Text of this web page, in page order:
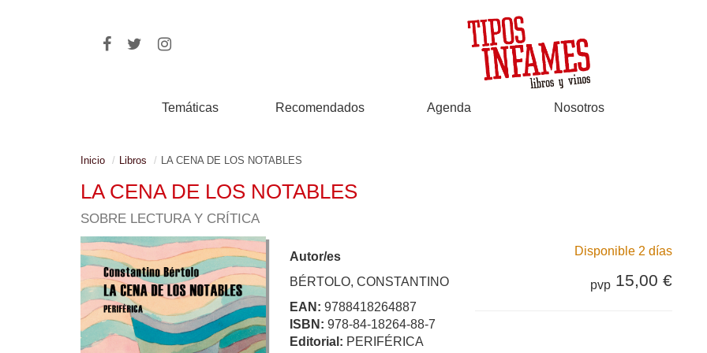
Temáticas Recomendados Agenda Nosotros
Inicio Libros LA CENA DE LOS NOTABLES
LA CENA DE LOS NOTABLES
SOBRE LECTURA Y CRÍTICA
Autor/es
BÉRTOLO, CONSTANTINO
EAN: 9788418264887
ISBN: 978-84-18264-88-7
Editorial: PERIFÉRICA
Disponible 2 días
pvp 15,00 €